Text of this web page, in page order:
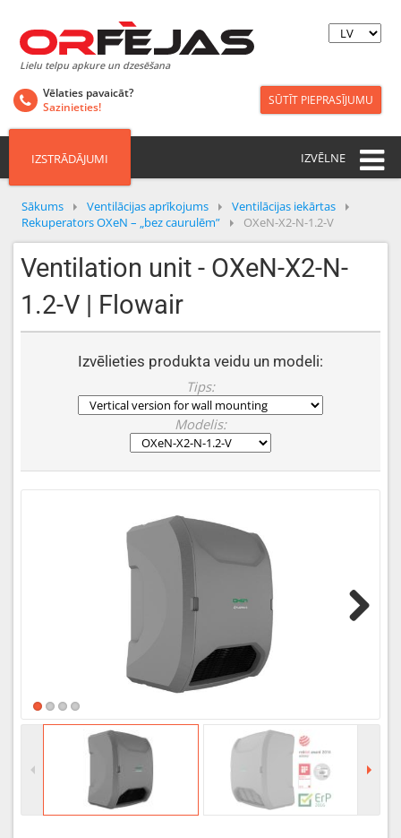
Lielu telpu apkure un dzesēšana
Vēlaties pavaicāt?
Sazinieties!
SŪTĪT PIEPRASĪJUMU
IZSTRĀDĀJUMI IZVĒLNE
Sākums Ventilācijas aprīkojums
Ventilācijas iekārtas
Rekuperators OXeN – „bez caurulēm”
OXeN-X2-N-1.2-V
Ventilation unit - OXeN-X2-N-
1.2-V | Flowair
Izvēlieties produkta veidu un modeli:
Tips:
Modelis: